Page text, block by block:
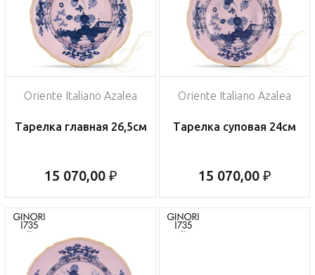
Oriente Italiano Azalea
Тарелка главная 26,5см
15 070,00 ₽
Oriente Italiano Azalea
Тарелка суповая 24см
15 070,00 ₽